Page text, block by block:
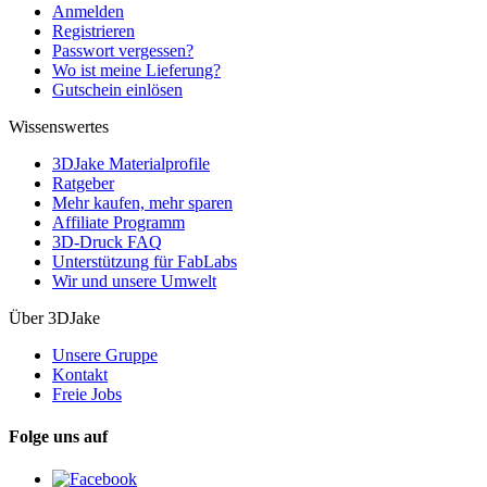
Anmelden
Registrieren
Passwort vergessen?
Wo ist meine Lieferung?
Gutschein einlösen
Wissenswertes
3DJake Materialprofile
Ratgeber
Mehr kaufen, mehr sparen
Affiliate Programm
3D-Druck FAQ
Unterstützung für FabLabs
Wir und unsere Umwelt
Über 3DJake
Unsere Gruppe
Kontakt
Freie Jobs
Folge uns auf